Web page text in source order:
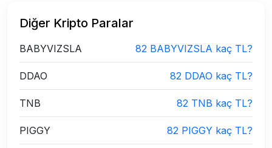
Diğer Kripto Paralar
BABYVIZSLA 82 BABYVIZSLA kaç TL?
DDAO 82 DDAO kaç TL?
TNB 82 TNB kaç TL?
PIGGY 82 PIGGY kaç TL?